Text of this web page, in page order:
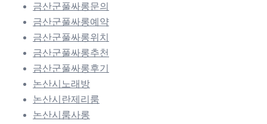
금산군풀싸롱문의
금산군풀싸롱예약
금산군풀싸롱위치
금산군풀싸롱추천
금산군풀싸롱후기
논산시노래방
논산시란제리룸
논산시룸사롱